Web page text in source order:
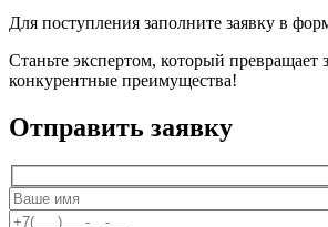
Для поступления заполните заявку в
Станьте экспертом, который превращает
конкурентные преимущества!
Отправить заявку